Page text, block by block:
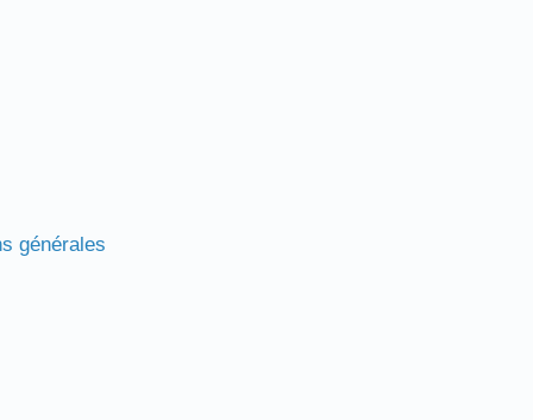
générales